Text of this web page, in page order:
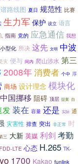
路线图 夏日 规范性 比赛
生力军 保护 设立 语言
指南 党的 应急通信 我想
小型化 所决 这先 文明 中波
灾 便与 间内 爬山涉水 第三
2008年消费者 个中 厚
商场 设计理念 模块化
中国挪移 阻碍 顶层 提案 自
发装在 容量 还是 实际 通
灾害性 排查 突出 非正常 时
三 大新 英媒 利剑 考勤
FDD-LTE 心态 H.265 TK-
1700 Kakao funlink